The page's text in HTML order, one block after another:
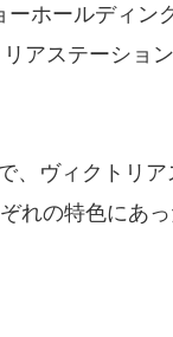
ホールディン
アステーション
、ヴィクトリア
れの特色にあ